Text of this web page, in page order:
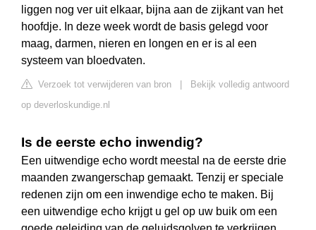
liggen nog ver uit elkaar, bijna aan de zijkant van het
hoofdje. In deze week wordt de basis gelegd voor
maag, darmen, nieren en longen en er is al een
systeem van bloedvaten.
Verzoek tot verwijderen van bron
Bekijk volledig antwoord
op deverloskundige.nl
Is de eerste echo inwendig?
Een uitwendige echo wordt meestal na de eerste drie
maanden zwangerschap gemaakt. Tenzij er speciale
redenen zijn om een inwendige echo te maken. Bij
een uitwendige echo krijgt u gel op uw buik om een